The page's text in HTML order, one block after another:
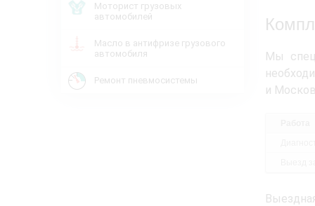
Моторист грузовых
автомобилей
Масло в антифризе грузового
автомобиля
Ремонт пневмосистемы
Мы
и